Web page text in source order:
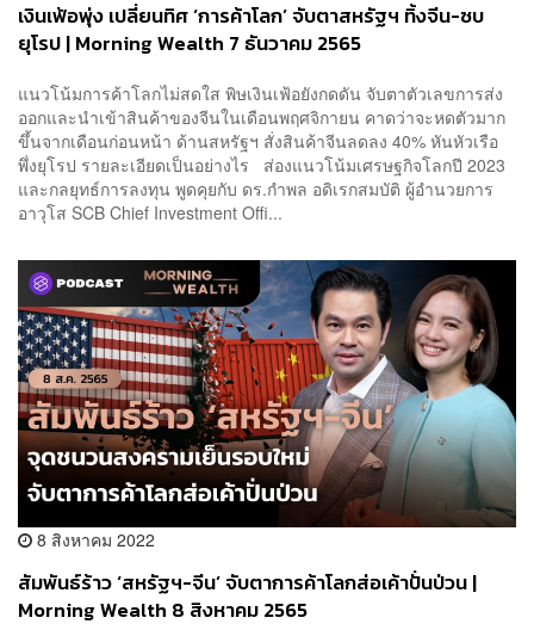
เงินเฟ้อพุ่ง เปลี่ยนทิศ ‘การค้าโลก’ จับตาสหรัฐฯ ทิ้งจีน-ซบ
ยุโรป | Morning Wealth 7 ธันวาคม 2565
แนวโน้มการค้าโลกไม่สดใส พิษเงินเฟ้อยังกดดัน จับตาตัวเลขการส่ง
ออกและนำเข้าสินค้าของจีนในเดือนพฤศจิกายน คาดว่าจะหดตัวมาก
ขึ้นจากเดือนก่อนหน้า ด้านสหรัฐฯ สั่งสินค้าจีนลดลง 40% หันหัวเรือ
พึ่งยุโรป รายละเอียดเป็นอย่างไร ส่องแนวโน้มเศรษฐกิจโลกปี 2023
และกลยุทธ์การลงทุน พูดคุยกับ ดร.กำพล อดิเรกสมบัติ ผู้อำนวยการ
อาวุโส SCB Chief Investment Offi...
8 สิงหาคม 2022
สัมพันธ์ร้าว ‘สหรัฐฯ-จีน’ จับตาการค้าโลกส่อเค้าปั่นป่วน |
Morning Wealth 8 สิงหาคม 2565